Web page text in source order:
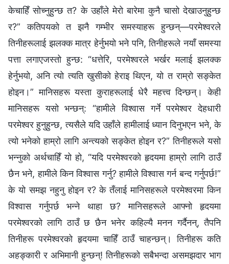
केचाहिँ सोच्नुहुन्छ त? के उहाँले मेरो बारेमा कुनै चासो देखाउनुहुन्छ
र?” कतिपयको त झनै गम्भीर समस्याहरू हुन्छन्—परमेश्‍वरले
तिनीहरूलाई झलक्क मात्र हेर्नुभयो भने पनि, तिनीहरूले नयाँ समस्या
पत्ता लगाएजस्तो हुन्छ: “धत्तेरि, परमेश्‍वरले भर्खर मलाई झलक्क
हेर्नुभयो, अनि त्यो त्यति खुसीको हेराइ थिएन, यो त राम्रो सङ्केत
होइन।” मानिसहरू यस्ता कुराहरूलाई धेरै महत्त्व दिन्छन्। केही
मानिसहरू यसो भन्छन्: “हामीले विश्‍वास गर्ने परमेश्‍वर देहधारी
परमेश्‍वर हुनुहुन्छ, त्यसैले यदि उहाँले हामीलाई ध्यान दिनुभएन भने, के
त्यो भनेको हाम्रो लागि अन्त्यको सङ्केत होइन र?” तिनीहरूले यसो
भन्नुको अर्थचाहिँ यो हो, “यदि परमेश्‍वरको हृदयमा हाम्रो लागि ठाउँ
छैन भने, हामीले किन विश्‍वास गर्नु? हामीले विश्‍वास गर्न बन्द गर्नुपर्छ!”
के यो समझ नहुनु होइन र? के तँलाई मानिसहरूले परमेश्‍वरमा किन
विश्‍वास गर्नुपर्छ भन्‍ने थाहा छ? मानिसहरूले आफ्नो हृदयमा
परमेश्‍वरको लागि ठाउँ छ छैन भनेर कहिल्यै मनन गर्दैनन्, तैपनि
तिनीहरू परमेश्‍वरको हृदयमा चाहिँ ठाउँ चाहन्छन्। तिनीहरू कति
अहङ्कारी र अभिमानी हुन्छन्! तिनीहरूको सबैभन्दा असमझदार भाग